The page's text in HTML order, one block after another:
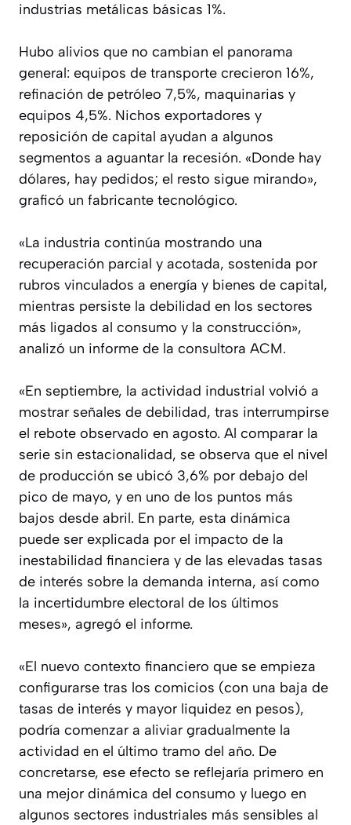
industrias metálicas básicas 1%.
Hubo alivios que no cambian el panorama
general: equipos de transporte crecieron 16%,
refinación de petróleo 7,5%, maquinarias y
equipos 4,5%. Nichos exportadores y
reposición de capital ayudan a algunos
segmentos a aguantar la recesión. «Donde hay
dólares, hay pedidos; el resto sigue mirando»,
graficó un fabricante tecnológico.
«La industria continúa mostrando una
recuperación parcial y acotada, sostenida por
rubros vinculados a energía y bienes de capital,
mientras persiste la debilidad en los sectores
más ligados al consumo y la construcción»,
analizó un informe de la consultora ACM.
«En septiembre, la actividad industrial volvió a
mostrar señales de debilidad, tras interrumpirse
el rebote observado en agosto. Al comparar la
serie sin estacionalidad, se observa que el nivel
de producción se ubicó 3,6% por debajo del
pico de mayo, y en uno de los puntos más
bajos desde abril. En parte, esta dinámica
puede ser explicada por el impacto de la
inestabilidad financiera y de las elevadas tasas
de interés sobre la demanda interna, así como
la incertidumbre electoral de los últimos
meses», agregó el informe.
«El nuevo contexto financiero que se empieza
configurarse tras los comicios (con una baja de
tasas de interés y mayor liquidez en pesos),
podría comenzar a aliviar gradualmente la
actividad en el último tramo del año. De
concretarse, ese efecto se reflejaría primero en
una mejor dinámica del consumo y luego en
algunos sectores industriales más sensibles al